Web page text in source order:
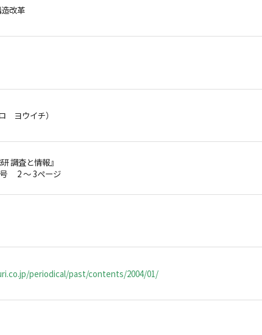
改革
ヨウイチ）
調査と情報』
号 2 ～ 3ページ
periodical/past/contents/2004/01/